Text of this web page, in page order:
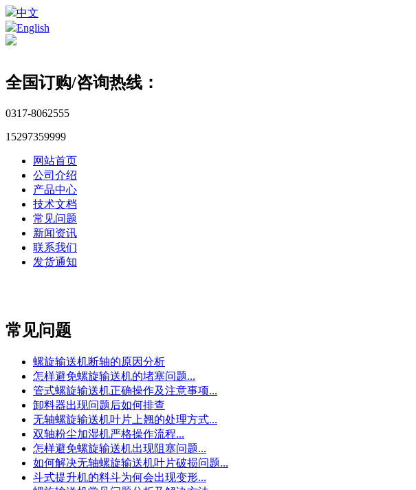
中文
English
全国订购/咨询热线：
0317-8062555
15297359999
网站首页
公司介绍
产品中心
技术文档
常见问题
新闻资讯
联系我们
发货通知
常见问题
螺旋输送机断轴的原因分析
怎样避免螺旋输送机的堵塞问题...
管式螺旋输送机正确操作及注意事项...
卸料器出现问题后如何排查
无轴螺旋输送机叶片上翘的处理方式...
双轴粉尘加湿机严格操作流程...
怎样避免螺旋输送机出现阻塞问题...
如何解决无轴螺旋输送机叶片破损问题...
斗式提升机的料斗为何会出现变形...